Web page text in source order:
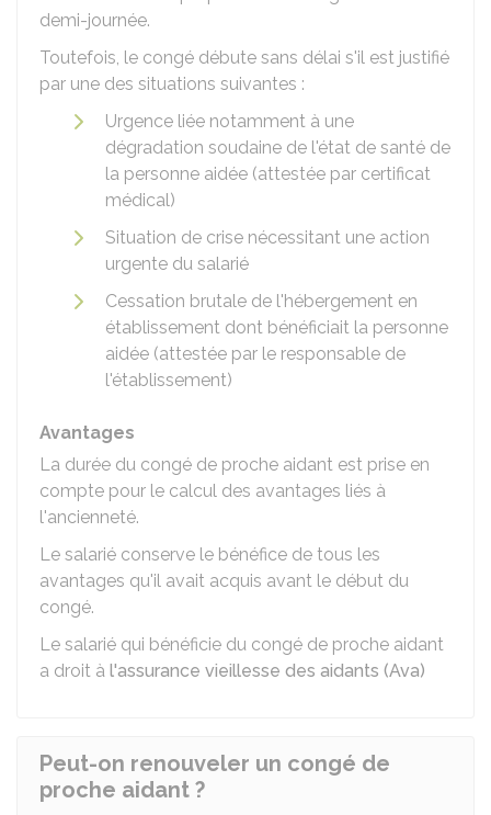
demi-journée.
Toutefois, le congé débute sans délai s'il est justifié
par une des situations suivantes :
Urgence liée notamment à une
dégradation soudaine de l'état de santé de
la personne aidée (attestée par certificat
médical)
Situation de crise nécessitant une action
urgente du salarié
Cessation brutale de l'hébergement en
établissement dont bénéficiait la personne
aidée (attestée par le responsable de
l'établissement)
Avantages
La durée du congé de proche aidant est prise en
compte pour le calcul des avantages liés à
l'ancienneté.
Le salarié conserve le bénéfice de tous les
avantages qu'il avait acquis avant le début du
congé.
Le salarié qui bénéficie du congé de proche aidant
a droit à l'assurance vieillesse des aidants (Ava)
Peut-on renouveler un congé de
proche aidant ?